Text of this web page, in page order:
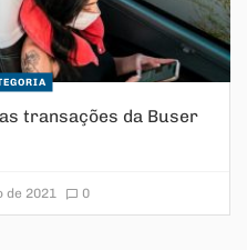
transações da Buser
de 2021 0